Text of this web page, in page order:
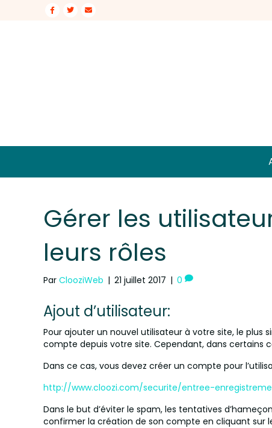
Facebook
Twitter Email
Gérer les
leurs rôles
Par ClooziWeb | 21 juillet 2017 | 0
Ajout d’utilisateur:
Pour ajouter un nouvel utilisateur à votre site, le plus
compte depuis votre site. Cependant, dans certains
Dans ce cas, vous devez créer un compte pour
http://www.cloozi.com/securite/entree-
Dans le but d’éviter le spam, les tentatives
confirmer la création de son compte en cliquant sur